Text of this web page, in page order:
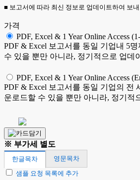
■ 보고서에 따라 최신 정보로 업데이트하여 보
가격
PDF, Excel & 1 Year Online Access
PDF & Excel 보고서를 동일 기업내 5
수 있을 뿐만 아니라, 정기적으로 업데
PDF, Excel & 1 Year Online Access
PDF & Excel 보고서를 동일 기업의 전
운로드할 수 있을 뿐만 아니라, 정기적
※ 부가세 별도
한글목차
영문목차
샘플 요청 목록에 추가